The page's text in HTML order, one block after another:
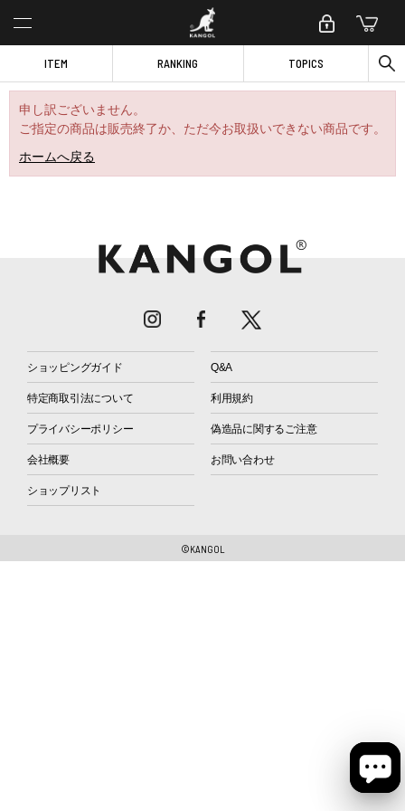
ITEM RANKING TOPICS
申し訳ございません。
ご指定の商品は販売終了か、ただ今お取扱いできない商品です。
ホームへ戻る
ショッピングガイド Q&A
特定商取引法について 利用規約
プライバシーポリシー 偽造品に関するご注意
会社概要 お問い合わせ
ショップリスト
©KANGOL